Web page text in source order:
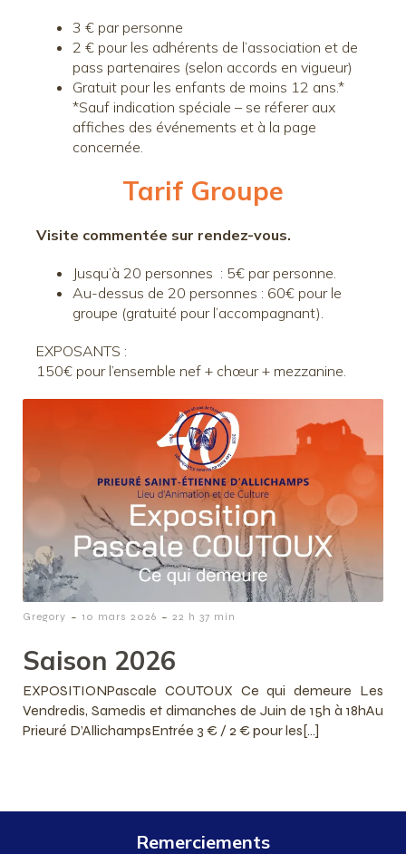
3 € par personne
2 € pour les adhérents de l’association et de
pass partenaires (selon accords en vigueur)
Gratuit pour les enfants de moins 12 ans.*
*Sauf indication spéciale – se réferer aux
affiches des événements et à la page
concernée.
Tarif Groupe
Visite commentée sur rendez-vous.
Jusqu’à 20 personnes : 5€ par personne.
Au-dessus de 20 personnes : 60€ pour le
groupe (gratuité pour l’accompagnant).
EXPOSANTS :
150€ pour l’ensemble nef + chœur + mezzanine.
Gregory - 10 mars 2026 - 22 h 37 min
Saison 2026
EXPOSITIONPascale COUTOUX Ce qui demeure Les
Vendredis, Samedis et dimanches de Juin de 15h à 18hAu
Prieuré D’AllichampsEntrée 3 € / 2 € pour les[…]
Remerciements